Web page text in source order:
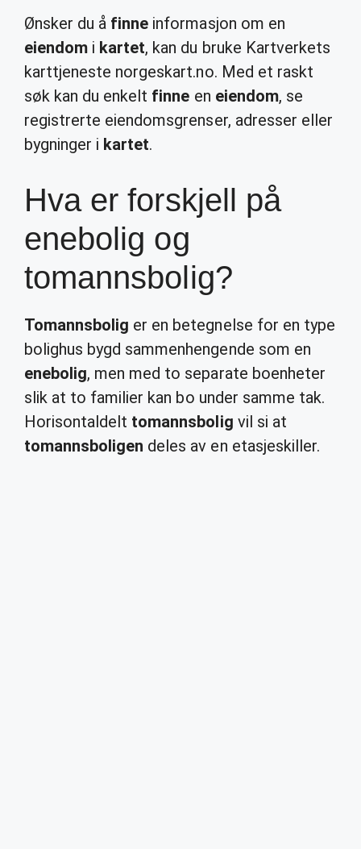
Ønsker du å finne informasjon om en
eiendom i kartet, kan du bruke Kartverkets
karttjeneste norgeskart.no. Med et raskt
søk kan du enkelt finne en eiendom, se
registrerte eiendomsgrenser, adresser eller
bygninger i kartet.
Hva er forskjell på
enebolig og
tomannsbolig?
Tomannsbolig er en betegnelse for en type
bolighus bygd sammenhengende som en
enebolig, men med to separate boenheter
slik at to familier kan bo under samme tak.
Horisontaldelt tomannsbolig vil si at
tomannsboligen deles av en etasjeskiller.